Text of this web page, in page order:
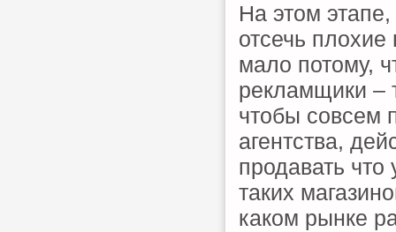
На этом
отсечь
мало потому,
рекламщики –
чтобы совсем
агентства,
продавать
таких
каком рынке